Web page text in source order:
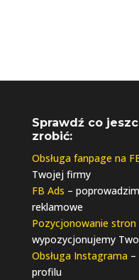
Sprawdź co
zrobić:
Obsługa fanpage na
Twojej firmy
FB Ads –
reklamowe
Pozycjonowanie stron
wypozycjonujemy
Obsługa Instagrama–
profilu